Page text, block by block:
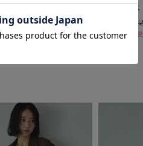
セールSALE価格から更に
10:00まで
フレンチ
￥6,622